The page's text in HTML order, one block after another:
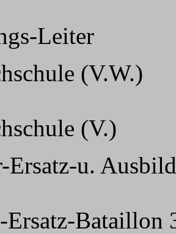
Leiter
(V.W.)
(V.)
Ersatz-u.
Ersatz-Bataillon